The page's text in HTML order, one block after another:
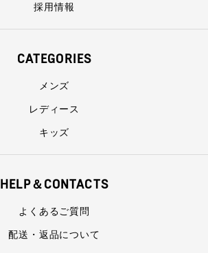
採用情報
CATEGORIES
メンズ
レディース
キッズ
HELP＆CONTACTS
よくあるご質問
配送・返品について